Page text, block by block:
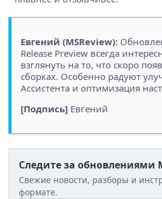
Евгений (MSReview):
Release Preview всегда
взглянуть на то, что скоро
сборках. Особенно радуют
Ассистента и оптимизация
[Подпись] Евгений
Следите за обновлениями
Свежие новости, разборы и
формате.